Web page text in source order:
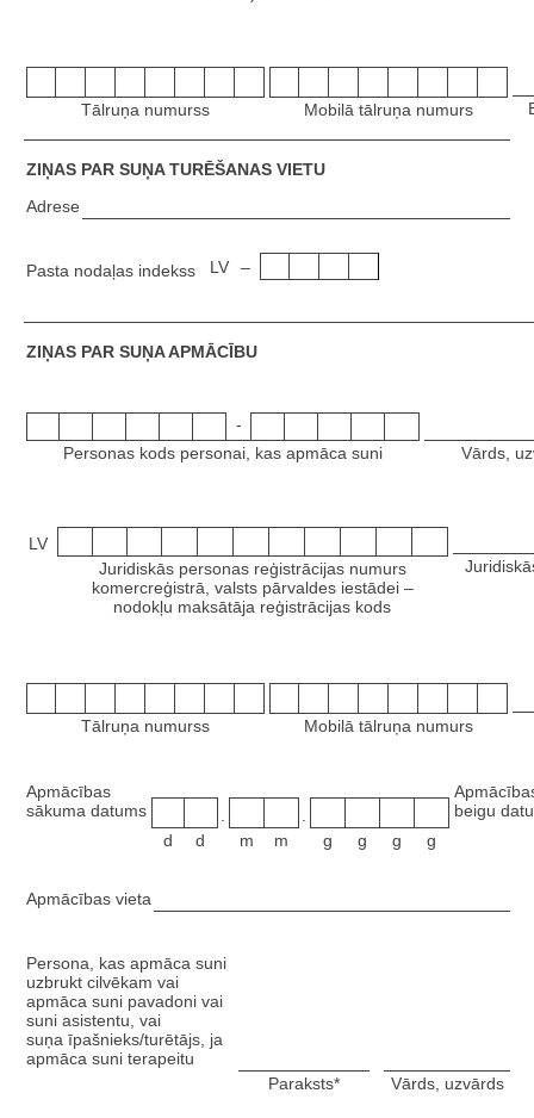
Tālruņa numurss Mobilā tālruņa numurs
ZIŅAS PAR SUŅA TURĒŠANAS VIETU
Adrese
Pasta nodaļas indekss LV –
ZIŅAS PAR SUŅA APMĀCĪBU
-
Personas kods personai, kas apmāca suni
Vārds,
LV
Juridiskās personas reģistrācijas numurs
komercreģistrā, valsts pārvaldes iestādei –
nodokļu maksātāja reģistrācijas kods
Tālruņa numurss Mobilā tālruņa numurs
Apmācības
sākuma datums
d
d m m g g g g
beigu
Apmācības vieta
Persona, kas apmāca suni
uzbrukt cilvēkam vai
apmāca suni pavadoni vai
suni asistentu, vai
suņa īpašnieks/turētājs, ja
apmāca suni terapeitu
Paraksts*
Vārds, uzvārds